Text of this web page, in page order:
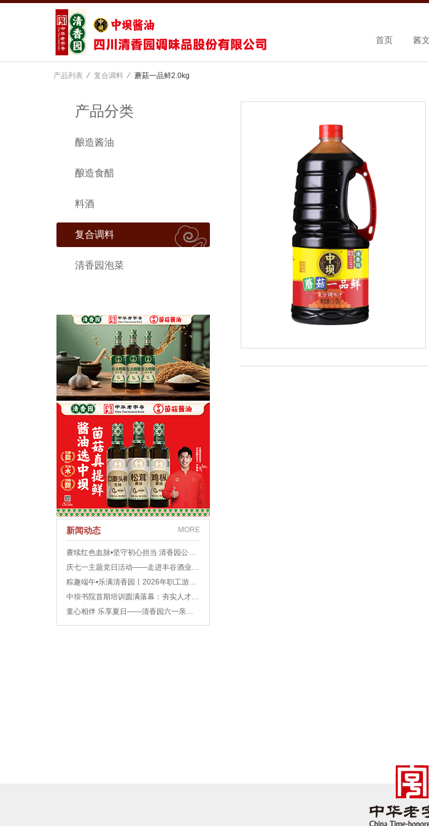
首页 酱
产品列表 ⁄ 复合调料 ⁄ 蘑菇一品鲜2.0kg
产品分类
酿造酱油
酿造食醋
料酒
复合调料
清香园泡菜
新闻动态 MORE
赓续红色血脉•坚守初心担当 清香园公司2026年八一建军节主题观影活动圆满举办
庆七一主题党日活动——走进丰谷酒业 汲取奋进力量
粽趣端午•乐满清香园丨2026年职工游园温情瞬间
中坝书院首期培训圆满落幕：夯实人才根基，赋能战略发展新篇章
童心相伴 乐享夏日——清香园六一亲子游园活动圆满成功